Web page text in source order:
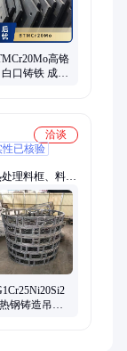
、
高铬
口铸铁 成品
洽谈
性已核验
理料框、料盘
炉风帽、铸
铸件、铸铝坩
、
钢铸造吊具